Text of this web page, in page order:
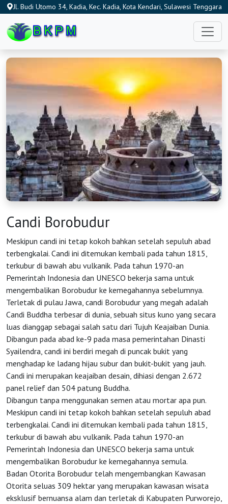
Jl. Budi Utomo 34, Kadia, Kec. Kadia, Kota Kendari, Sulawesi Tenggara
HOME
OSS
Agenda
Investasi
Candi Borobudur
Meskipun candi ini tetap kokoh bahkan setelah sepuluh abad
terbengkalai. Candi ini ditemukan kembali pada tahun 1815,
terkubur di bawah abu vulkanik. Pada tahun 1970-an
Pemerintah Indonesia dan UNESCO bekerja sama untuk
mengembalikan Borobudur ke kemegahannya sebelumnya.
Terletak di pulau Jawa, candi Borobudur yang megah adalah
Candi Buddha terbesar di dunia, sebuah situs kuno yang secara
luas dianggap sebagai salah satu dari Tujuh Keajaiban Dunia.
Dibangun pada abad ke-9 pada masa pemerintahan Dinasti
Syailendra, candi ini berdiri megah di puncak bukit yang
menghadap ke ladang hijau subur dan bukit-bukit yang jauh.
Candi ini merupakan keajaiban desain, dihiasi dengan 2.672
panel relief dan 504 patung Buddha.
Dibangun tanpa menggunakan semen atau mortar apa pun.
Meskipun candi ini tetap kokoh bahkan setelah sepuluh abad
terbengkalai. Candi ini ditemukan kembali pada tahun 1815,
terkubur di bawah abu vulkanik. Pada tahun 1970-an
Pemerintah Indonesia dan UNESCO bekerja sama untuk
mengembalikan Borobudur ke kemegahannya semula.
Badan Otorita Borobudur telah mengembangkan Kawasan
Otorita seluas 309 hektar yang merupakan kawasan wisata
eksklusif bernuansa alam dan terletak di Kabupaten Purworejo,